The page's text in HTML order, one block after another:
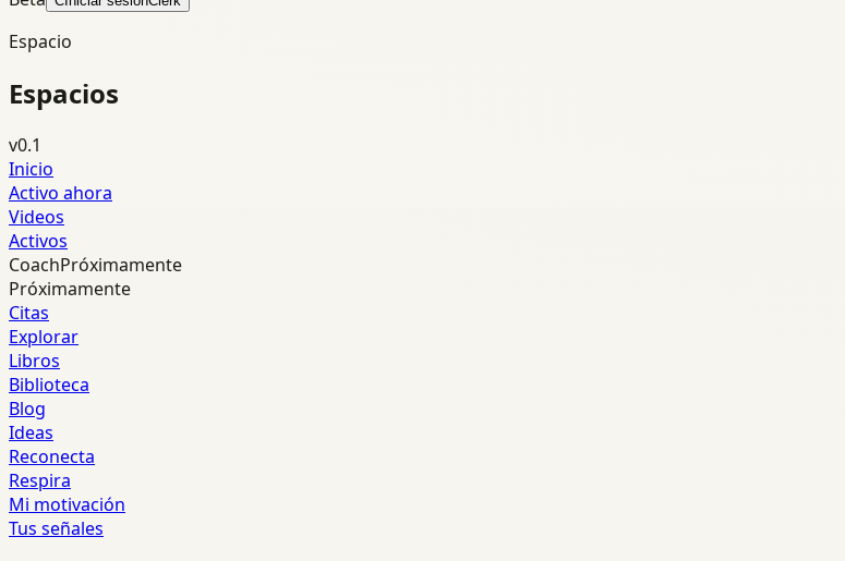
Espacio
Espacios
v0.1
Inicio
Activo ahora
Videos
Activos
CoachPróximamente
Próximamente
Citas
Explorar
Libros
Biblioteca
Blog
Ideas
Reconecta
Respira
Mi motivación
Tus señales